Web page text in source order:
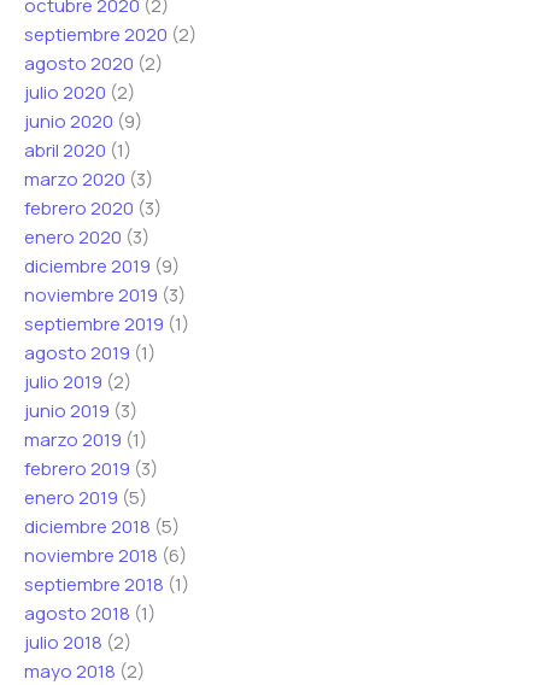
octubre 2020 (2)
septiembre 2020 (2)
agosto 2020 (2)
julio 2020 (2)
junio 2020 (9)
abril 2020 (1)
marzo 2020 (3)
febrero 2020 (3)
enero 2020 (3)
diciembre 2019 (9)
noviembre 2019 (3)
septiembre 2019 (1)
agosto 2019 (1)
julio 2019 (2)
junio 2019 (3)
marzo 2019 (1)
febrero 2019 (3)
enero 2019 (5)
diciembre 2018 (5)
noviembre 2018 (6)
septiembre 2018 (1)
agosto 2018 (1)
julio 2018 (2)
mayo 2018 (2)